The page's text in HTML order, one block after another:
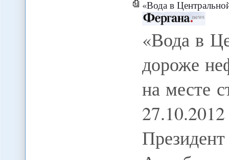
«Вода в Центральной Азии будет стоить
«Вода в
дороже
на месте